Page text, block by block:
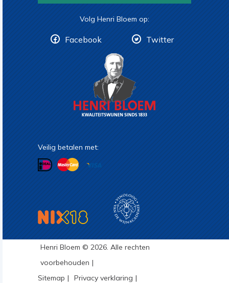
Volg Henri Bloem op:
Facebook Twitter
Veilig betalen met:
Henri Bloem © 2026. Alle rechten
voorbehouden
Sitemap
Privacy verklaring